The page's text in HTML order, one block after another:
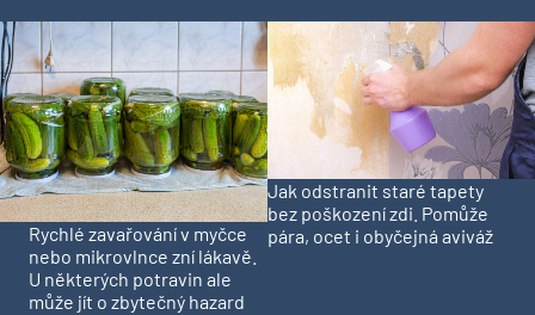
Rychlé zavařování v myčce
nebo mikrovlnce zní lákavě.
U některých potravin ale
může jít o zbytečný hazard
Jak odstranit staré tapety
bez poškození zdi. Pomůže
pára, ocet i obyčejná aviváž